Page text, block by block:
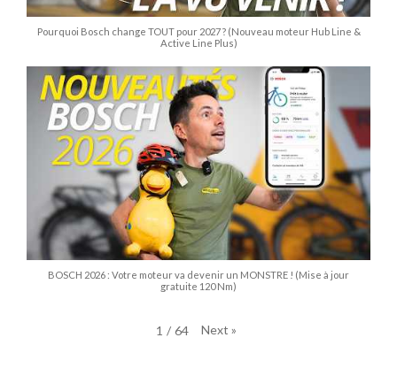
Pourquoi Bosch change TOUT pour 2027 ? (Nouveau moteur Hub Line &
Active Line Plus)
BOSCH 2026 : Votre moteur va devenir un MONSTRE ! (Mise à jour
gratuite 120 Nm)
1 / 64 Next »